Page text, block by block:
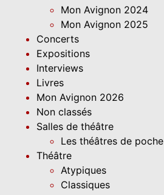
Mon Avignon 2024
Mon Avignon 2025
Concerts
Expositions
Interviews
Livres
Mon Avignon 2026
Non classés
Salles de théâtre
Les théâtres de poche
Théâtre
Atypiques
Classiques